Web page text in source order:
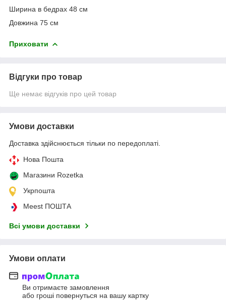
Ширина в бедрах 48 см
Довжина 75 см
Приховати
Відгуки про товар
Ще немає відгуків про цей товар
Умови доставки
Доставка здійснюється тільки по передоплаті.
Нова Пошта
Магазини Rozetka
Укрпошта
Meest ПОШТА
Всі умови доставки
Умови оплати
Ви отримаєте замовлення
або гроші повернуться на вашу картку